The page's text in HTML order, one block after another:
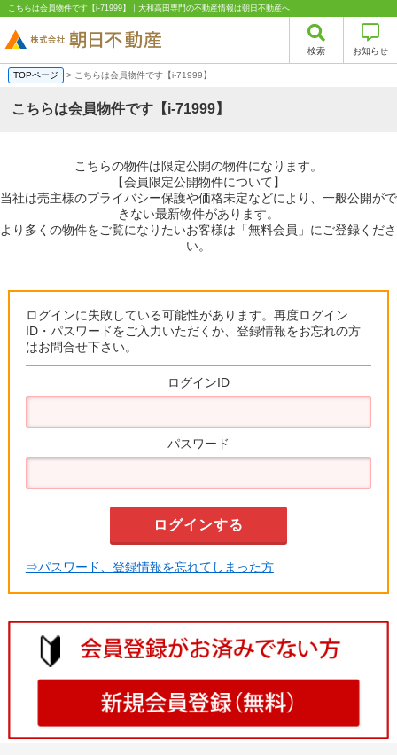
こちらは会員物件です【i-71999】｜大和高田専門の不動産情報は朝日不動産へ
検索 お知らせ
TOPページ > こちらは会員物件です【i-71999】
こちらは会員物件です【i-71999】
こちらの物件は限定公開の物件になります。
【会員限定公開物件について】
当社は売主様のプライバシー保護や価格未定などにより、一般公開がで
きない最新物件があります。
より多くの物件をご覧になりたいお客様は「無料会員」にご登録くださ
い。
ログインに失敗している可能性があります。再度ログイン
ID・パスワードをご入力いただくか、登録情報をお忘れの方
はお問合せ下さい。
ログインID
パスワード
⇒パスワード、登録情報を忘れてしまった方